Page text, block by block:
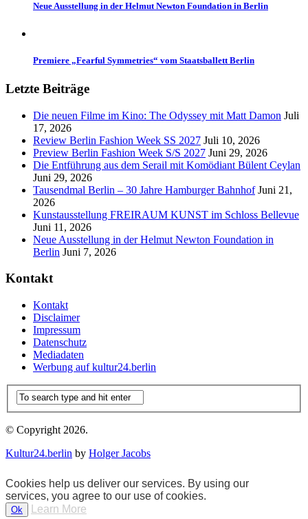
Neue Ausstellung in der Helmut Newton Foundation in Berlin
Premiere „Fearful Symmetries“ vom Staatsballett Berlin
Letzte Beiträge
Die neuen Filme im Kino: The Odyssey mit Matt Damon Juli
17, 2026
Review Berlin Fashion Week SS 2027 Juli 10, 2026
Preview Berlin Fashion Week S/S 2027 Juni 29, 2026
Die Entführung aus dem Serail mit Komödiant Bülent Ceylan
Juni 29, 2026
Tausendmal Berlin – 30 Jahre Hamburger Bahnhof Juni 21,
2026
Kunstausstellung FREIRAUM KUNST im Schloss Bellevue
Juni 11, 2026
Neue Ausstellung in der Helmut Newton Foundation in
Berlin Juni 7, 2026
Kontakt
Kontakt
Disclaimer
Impressum
Datenschutz
Mediadaten
Werbung auf kultur24.berlin
© Copyright 2026.
Kultur24.berlin by Holger Jacobs
Cookies help us deliver our services. By using our
services, you agree to our use of cookies.
Ok Learn More